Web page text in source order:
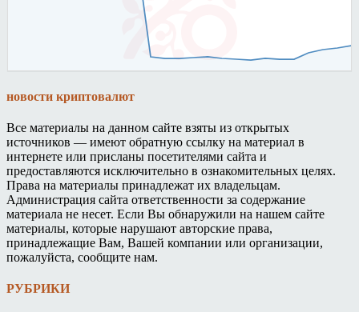
новости криптовалют
Все материалы на данном сайте взяты из открытых
источников — имеют обратную ссылку на материал в
интернете или присланы посетителями сайта и
предоставляются исключительно в ознакомительных целях.
Права на материалы принадлежат их владельцам.
Администрация сайта ответственности за содержание
материала не несет. Если Вы обнаружили на нашем сайте
материалы, которые нарушают авторские права,
принадлежащие Вам, Вашей компании или организации,
пожалуйста, сообщите нам.
РУБРИКИ